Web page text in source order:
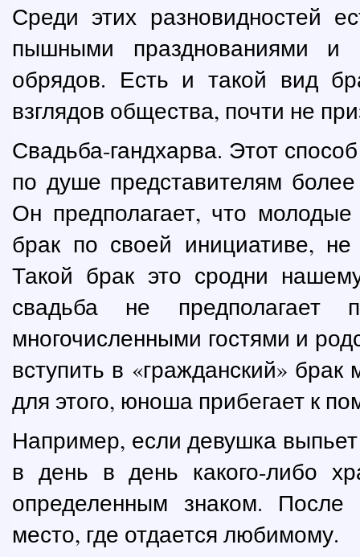
Среди этих разновидностей
пышными празднованиями и
обрядов. Есть и такой вид
взглядов общества, почти не
Свадьба-гандхарва. Этот
по душе представителям
Он предполагает, что
брак по своей инициативе,
Такой брак это сродни
свадьба не
многочисленными гостями и
вступить в «гражданский»
для этого, юноша прибегает к
Например, если девушка
в день в день какого-либо
определенным знаком.
место, где отдается любимому.